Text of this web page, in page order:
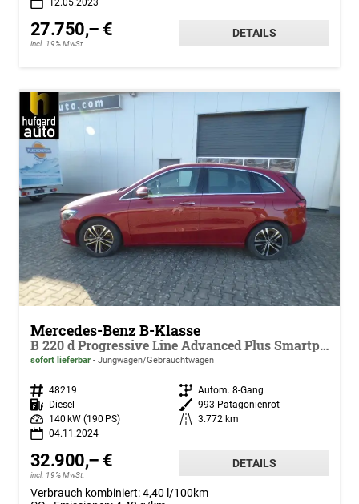
12.05.2023
27.750,– €
incl. 19% MwSt.
DETAILS
Mercedes-Benz B-Klasse
B 220 d Progressive Line Advanced Plus Smartphone Integration Winter-Paket Rückfahrkamera Navigation Premium Keyless Go Komfort EASY PACK Ambientebeleuchtung HANDS FREE LED Fernlicht-Assistent Fingerabdruck Scanner
sofort lieferbar Jungwagen/Gebrauchtwagen
Fahrzeugnr. 48219 Getriebe Autom. 8-Gang
Kraftstoff
Diesel Außenfarbe 993 Patagonienrot
Leistung
140 kW (190 PS) Kilometerstand 3.772 km
04.11.2024
32.900,– €
incl. 19% MwSt.
DETAILS
Verbrauch kombiniert:4,40 l/100km